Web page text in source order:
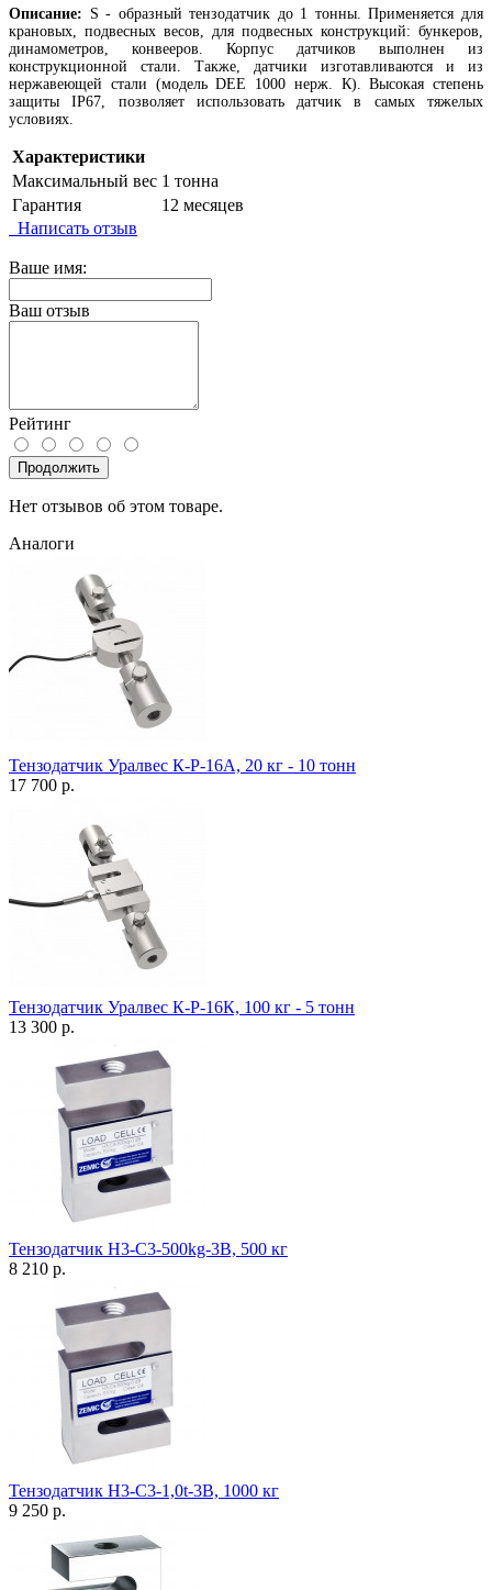
Описание: S - образный тензодатчик до 1 тонны. Применяется для
крановых, подвесных весов, для подвесных конструкций: бункеров,
динамометров, конвееров. Корпус датчиков выполнен из
конструкционной стали. Также, датчики изготавливаются и из
нержавеющей стали (модель DEE 1000 нерж. К). Высокая степень
защиты IP67, позволяет использовать датчик в самых тяжелых
условиях.
Характеристики
Максимальный вес 1 тонна
Гарантия
12 месяцев
Написать отзыв
Ваше имя:
Ваш отзыв
Рейтинг
Продолжить
Нет отзывов об этом товаре.
Аналоги
Тензодатчик Уралвес К-Р-16А, 20 кг - 10 тонн
17 700 р.
Тензодатчик Уралвес К-Р-16К, 100 кг - 5 тонн
13 300 р.
Тензодатчик H3-C3-500kg-3B, 500 кг
8 210 р.
Тензодатчик H3-C3-1,0t-3B, 1000 кг
9 250 р.